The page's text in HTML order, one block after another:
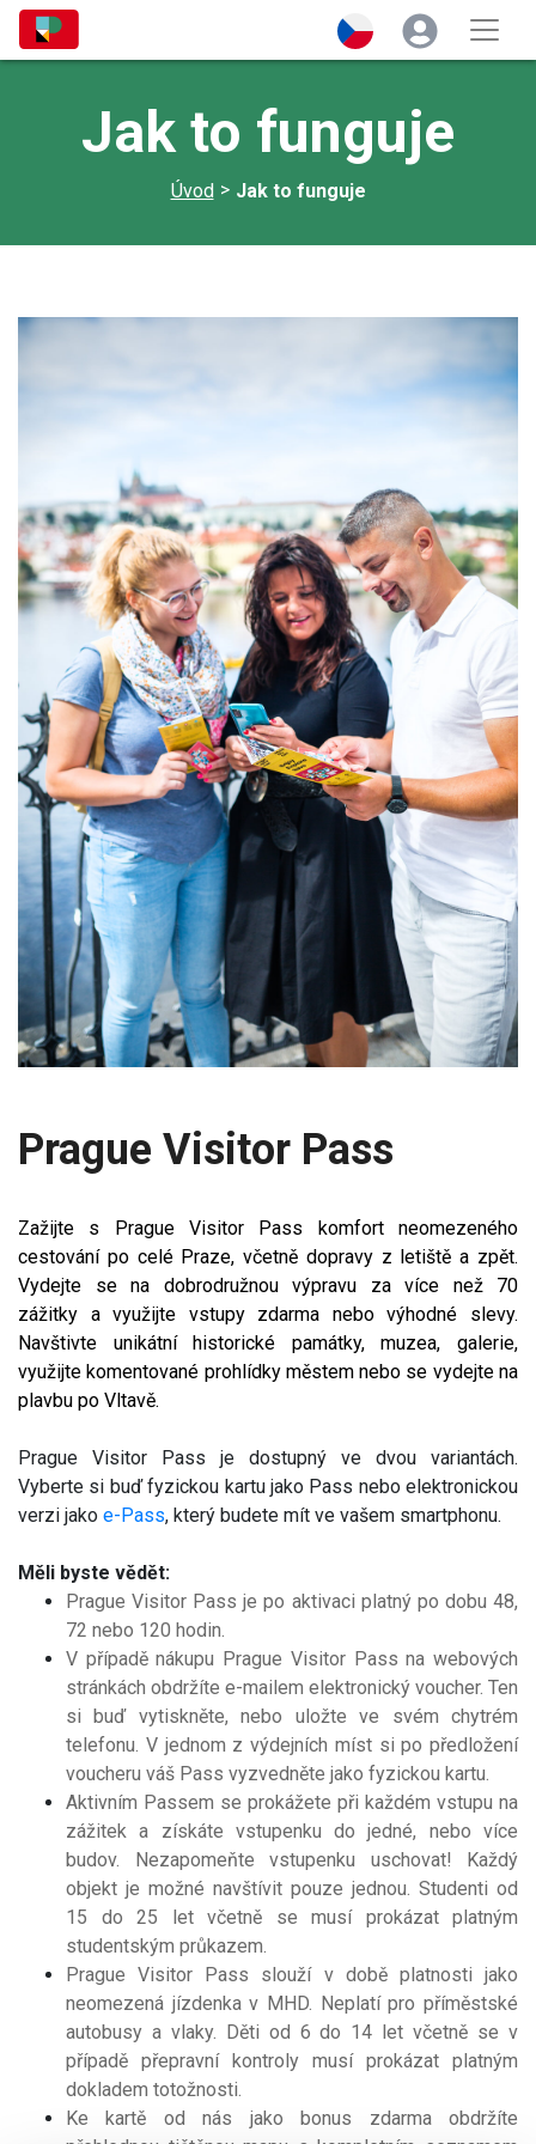
Jak to funguje
Úvod > Jak to funguje
Prague Visitor Pass
Zažijte s Prague Visitor Pass komfort neomezeného
cestování po celé Praze, včetně dopravy z letiště a zpět.
Vydejte se na dobrodružnou výpravu za více než 70
zážitky a využijte vstupy zdarma nebo výhodné slevy.
Navštivte unikátní historické památky, muzea, galerie,
využijte komentované prohlídky městem nebo se vydejte na
plavbu po Vltavě.
Prague Visitor Pass je dostupný ve dvou variantách.
Vyberte si buď fyzickou kartu jako Pass nebo elektronickou
verzi jako e-Pass, který budete mít ve vašem smartphonu.
Měli byste vědět:
Prague Visitor Pass je po aktivaci platný po dobu 48,
72 nebo 120 hodin.
V případě nákupu Prague Visitor Pass na webových
stránkách obdržíte e-mailem elektronický voucher. Ten
si buď vytiskněte, nebo uložte ve svém chytrém
telefonu. V jednom z výdejních míst si po předložení
voucheru váš Pass vyzvedněte jako fyzickou kartu.
Aktivním Passem se prokážete při každém vstupu na
zážitek a získáte vstupenku do jedné, nebo více
budov. Nezapomeňte vstupenku uschovat! Každý
objekt je možné navštívit pouze jednou. Studenti od
15 do 25 let včetně se musí prokázat platným
studentským průkazem.
Prague Visitor Pass slouží v době platnosti jako
neomezená jízdenka v MHD. Neplatí pro příměstské
autobusy a vlaky. Děti od 6 do 14 let včetně se v
případě přepravní kontroly musí prokázat platným
dokladem totožnosti.
Ke kartě od nás jako bonus zdarma obdržíte